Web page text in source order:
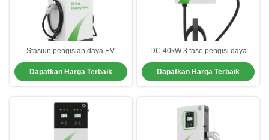
Stasiun pengisian daya EV
Residential Waterproof Berkinerja
Tinggi
Dapatkan Harga Terbaik
DC 40kW 3 fase pengisi daya
mobil listrik CCS1 CCS2 GBT
CHAdemo Single Gun
Dapatkan Harga Terbaik